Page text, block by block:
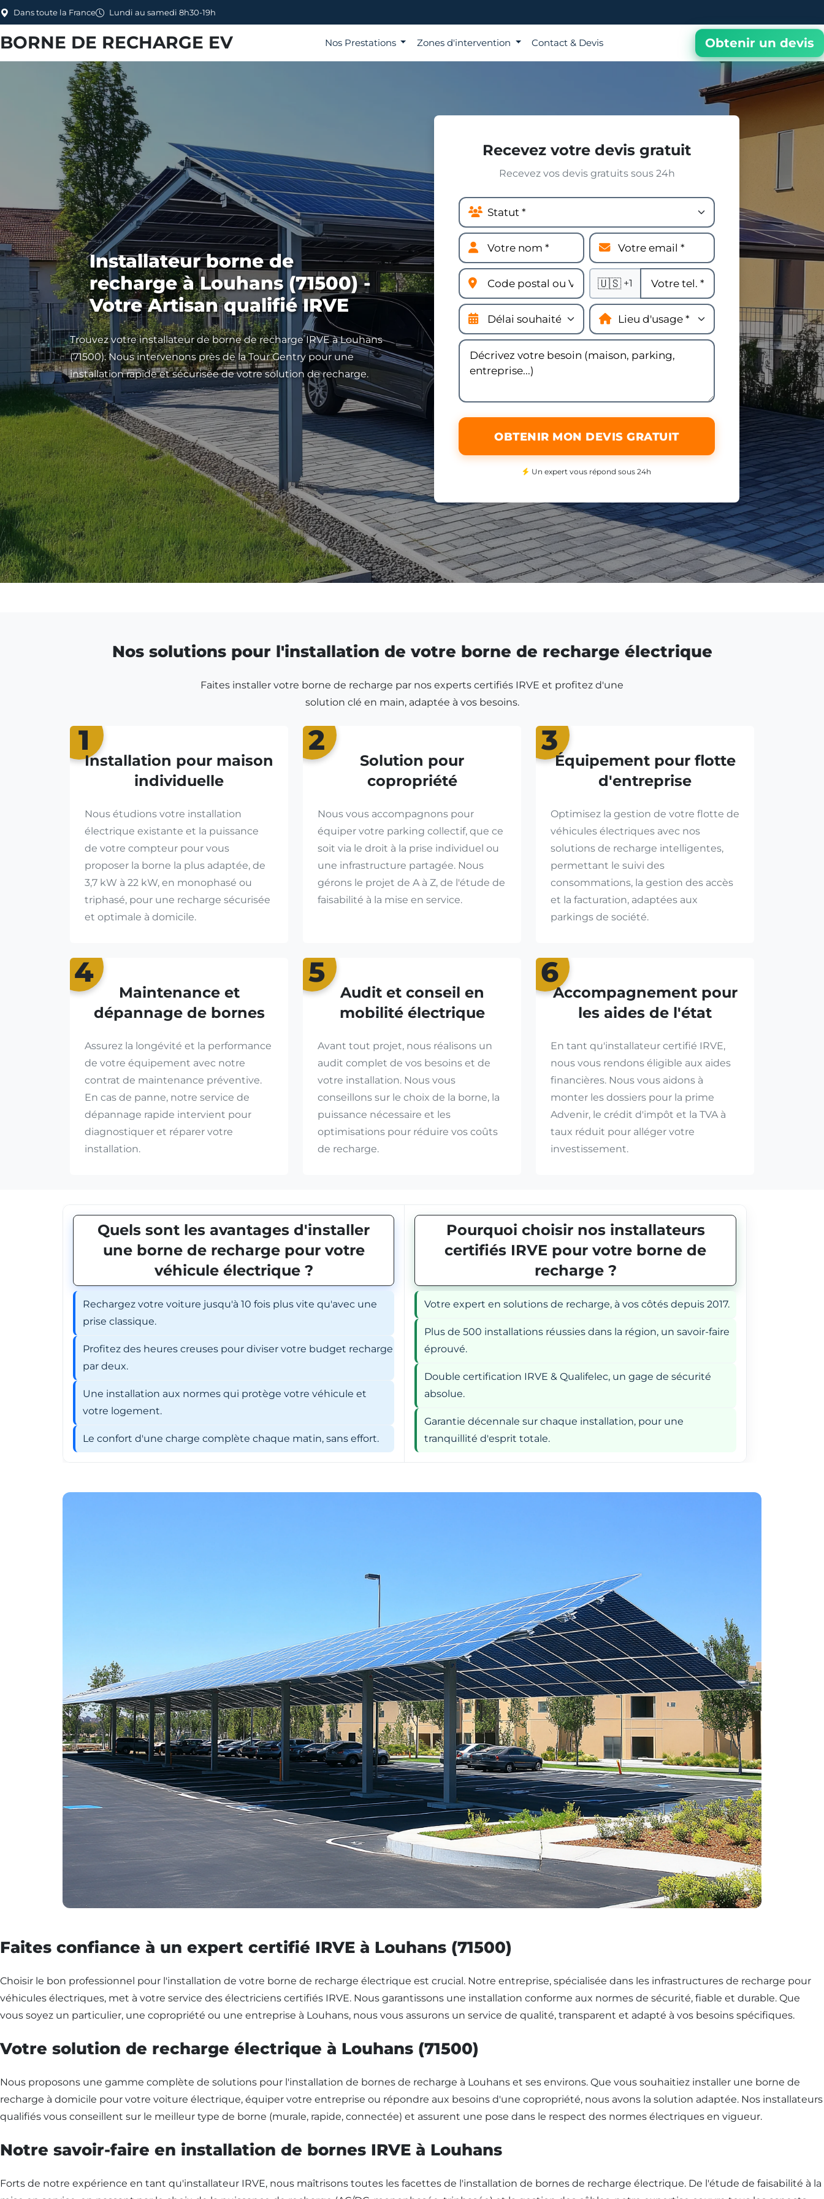
Dans toute la France Lundi au samedi 8h30-19h
BORNE DE RECHARGE EV Nos Prestations Zones d'intervention Contact & Devis Obtenir un devis
Installateur borne de
recharge à Louhans (71500) -
Votre Artisan qualifié IRVE
Trouvez votre installateur de borne de recharge IRVE à Louhans
(71500). Nous intervenons près de la Tour Gentry pour une
installation rapide et sécurisée de votre solution de recharge.
Recevez votre devis gratuit
Recevez vos devis gratuits sous 24h
🇺🇸 +1
OBTENIR MON DEVIS GRATUIT
Un expert vous répond sous 24h
Nos solutions pour l'installation de votre borne de recharge électrique
Faites installer votre borne de recharge par nos experts certifiés IRVE et profitez d'une
solution clé en main, adaptée à vos besoins.
1
Installation pour maison
individuelle
Nous étudions votre installation
électrique existante et la puissance
de votre compteur pour vous
proposer la borne la plus adaptée, de
3,7 kW à 22 kW, en monophasé ou
triphasé, pour une recharge sécurisée
et optimale à domicile.
2
Solution pour
copropriété
Nous vous accompagnons pour
équiper votre parking collectif, que ce
soit via le droit à la prise individuel ou
une infrastructure partagée. Nous
gérons le projet de A à Z, de l'étude de
faisabilité à la mise en service.
3
Équipement pour flotte
d'entreprise
Optimisez la gestion de votre flotte de
véhicules électriques avec nos
solutions de recharge intelligentes,
permettant le suivi des
consommations, la gestion des accès
et la facturation, adaptées aux
parkings de société.
4
Maintenance et
dépannage de bornes
Assurez la longévité et la performance
de votre équipement avec notre
contrat de maintenance préventive.
En cas de panne, notre service de
dépannage rapide intervient pour
diagnostiquer et réparer votre
installation.
5
Audit et conseil en
mobilité électrique
Avant tout projet, nous réalisons un
audit complet de vos besoins et de
votre installation. Nous vous
conseillons sur le choix de la borne, la
puissance nécessaire et les
optimisations pour réduire vos coûts
de recharge.
6
Accompagnement pour
les aides de l'état
En tant qu'installateur certifié IRVE,
nous vous rendons éligible aux aides
financières. Nous vous aidons à
monter les dossiers pour la prime
Advenir, le crédit d'impôt et la TVA à
taux réduit pour alléger votre
investissement.
Quels sont les avantages d'installer
une borne de recharge pour votre
véhicule électrique ?
Rechargez votre voiture jusqu'à 10 fois plus vite qu'avec une
prise classique.
Profitez des heures creuses pour diviser votre budget recharge
par deux.
Une installation aux normes qui protège votre véhicule et
votre logement.
Le confort d'une charge complète chaque matin, sans effort.
Pourquoi choisir nos installateurs
certifiés IRVE pour votre borne de
recharge ?
Votre expert en solutions de recharge, à vos côtés depuis 2017.
Plus de 500 installations réussies dans la région, un savoir-faire
éprouvé.
Double certification IRVE & Qualifelec, un gage de sécurité
absolue.
Garantie décennale sur chaque installation, pour une
tranquillité d'esprit totale.
Faites confiance à un expert certifié IRVE à Louhans (71500)
Choisir le bon professionnel pour l'installation de votre borne de recharge électrique est crucial. Notre entreprise, spécialisée dans les infrastructures de recharge pour
véhicules électriques, met à votre service des électriciens certifiés IRVE. Nous garantissons une installation conforme aux normes de sécurité, fiable et durable. Que
vous soyez un particulier, une copropriété ou une entreprise à Louhans, nous vous assurons un service de qualité, transparent et adapté à vos besoins spécifiques.
Votre solution de recharge électrique à Louhans (71500)
Nous proposons une gamme complète de solutions pour l'installation de bornes de recharge à Louhans et ses environs. Que vous souhaitiez installer une borne de
recharge à domicile pour votre voiture électrique, équiper votre entreprise ou répondre aux besoins d'une copropriété, nous avons la solution adaptée. Nos installateurs
qualifiés vous conseillent sur le meilleur type de borne (murale, rapide, connectée) et assurent une pose dans le respect des normes électriques en vigueur.
Notre savoir-faire en installation de bornes IRVE à Louhans
Forts de notre expérience en tant qu'installateur IRVE, nous maîtrisons toutes les facettes de l'installation de bornes de recharge électrique. De l'étude de faisabilité à la